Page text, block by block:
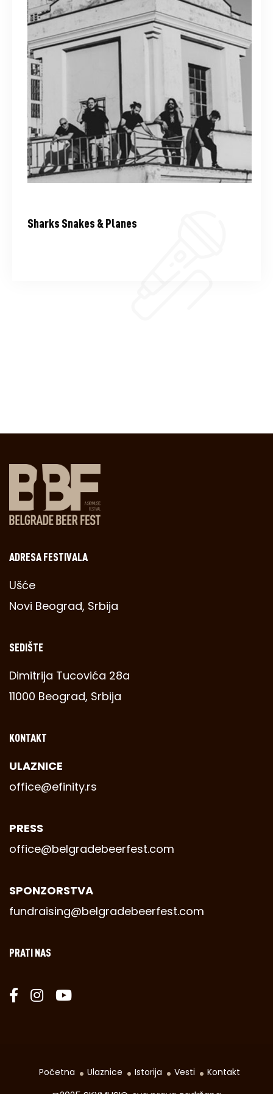
Sharks Snakes & Planes
ADRESA FESTIVALA
Ušće
Novi Beograd, Srbija
SEDIŠTE
Dimitrija Tucovića 28a
11000 Beograd, Srbija
KONTAKT
ULAZNICE
office@efinity.rs
PRESS
office@belgradebeerfest.com
SPONZORSTVA
fundraising@belgradebeerfest.com
PRATI NAS
Početna Ulaznice Istorija Vesti Kontakt